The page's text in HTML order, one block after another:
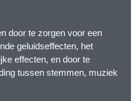
door te zorgen voor een
geluidseffecten, het
effecten, en door te
tussen stemmen, muziek